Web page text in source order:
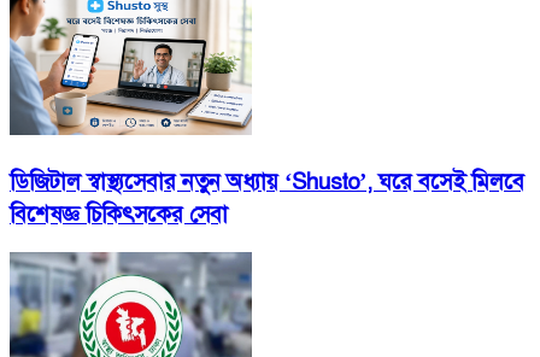
ডিজিটাল স্বাস্থ্যসেবার নতুন অধ্যায় ‘Shusto’, ঘরে বসেই মিলবে
বিশেষজ্ঞ চিকিৎসকের সেবা